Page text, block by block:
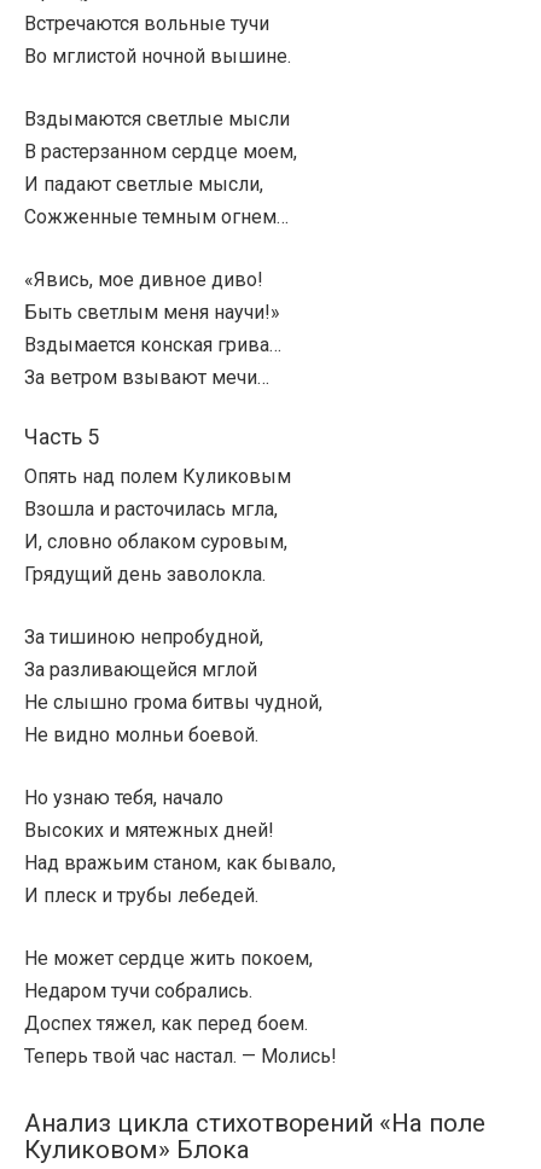
Встречаются вольные тучи
Во мглистой ночной вышине.
Вздымаются светлые мысли
В растерзанном сердце моем,
И падают светлые мысли,
Сожженные темным огнем…
«Явись, мое дивное диво!
Быть светлым меня научи!»
Вздымается конская грива…
За ветром взывают мечи…
Часть 5
Опять над полем Куликовым
Взошла и расточилась мгла,
И, словно облаком суровым,
Грядущий день заволокла.
За тишиною непробудной,
За разливающейся мглой
Не слышно грома битвы чудной,
Не видно молньи боевой.
Но узнаю тебя, начало
Высоких и мятежных дней!
Над вражьим станом, как бывало,
И плеск и трубы лебедей.
Не может сердце жить покоем,
Недаром тучи собрались.
Доспех тяжел, как перед боем.
Теперь твой час настал. — Молись!
Анализ цикла стихотворений «На поле
Куликовом» Блока